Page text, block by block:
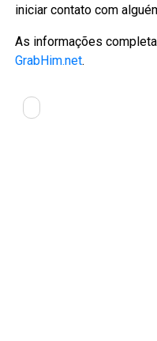
iniciar contato com
As informações
GrabHim.net.